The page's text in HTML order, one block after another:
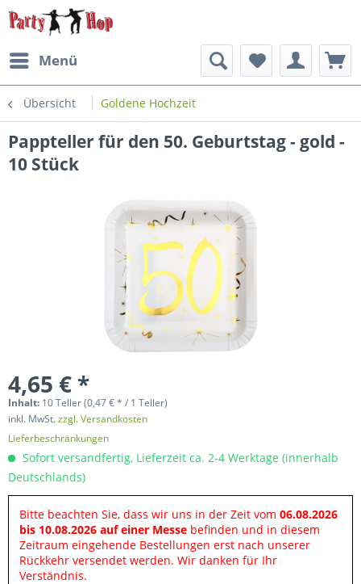
Menü
Übersicht Goldene Hochzeit
Pappteller für den 50. Geburtstag - gold -
10 Stück
4,65 € *
Inhalt: 10 Teller (0,47 € * / 1 Teller)
inkl. MwSt.zzgl. Versandkosten
Lieferbeschränkungen
Sofort versandfertig, Lieferzeit ca. 2-4 Werktage (innerhalb
Deutschlands)
Bitte beachten Sie, dass wir uns in der Zeit vom 06.08.2026
bis 10.08.2026 auf einer Messe befinden und in diesem
Zeitraum eingehende Bestellungen erst nach unserer
Rückkehr versendet werden. Wir danken für Ihr
Verständnis.